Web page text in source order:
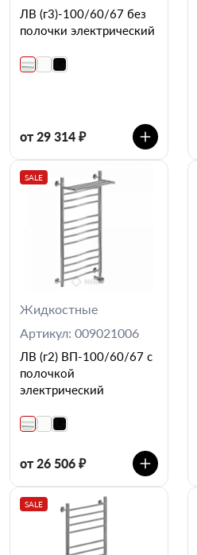
ЛВ (г3)-100/60/67 без
полочки электрический
от 29 314 ₽
SALE
Жидкостные
Артикул: 009021006
ЛВ (г2) ВП-100/60/67 с
полочкой
электрический
от 26 506 ₽
SALE